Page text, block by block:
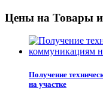
Цены на Товары и
Получение
на участке